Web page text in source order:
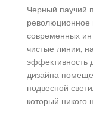
Черный паучий
революционное
современных
чистые линии,
эффективность
дизайна
подвесной
который никого